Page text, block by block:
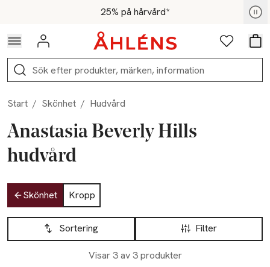
Hoppa till navigationsmenyn25% på hårvård*
För medlemmar - Shoppa nu
Logga in Favoriter
Sök
Start / Skönhet / Hudvård
Anastasia Beverly Hills
hudvård
Hoppa till produktsidan
Skönhet
Kropp
Hoppa till produktsidan
Filter
Sortering
Visar 3 av 3 produkter
Lista över produkter